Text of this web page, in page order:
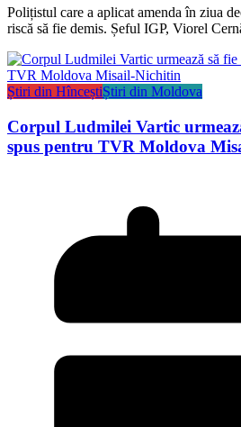
Polițistul care a aplicat amenda în ziua
riscă să fie demis. Șeful IGP, Viorel
Știri din HînceștiȘtiri din Moldova
Corpul Ludmilei Vartic
spus pentru TVR Moldova